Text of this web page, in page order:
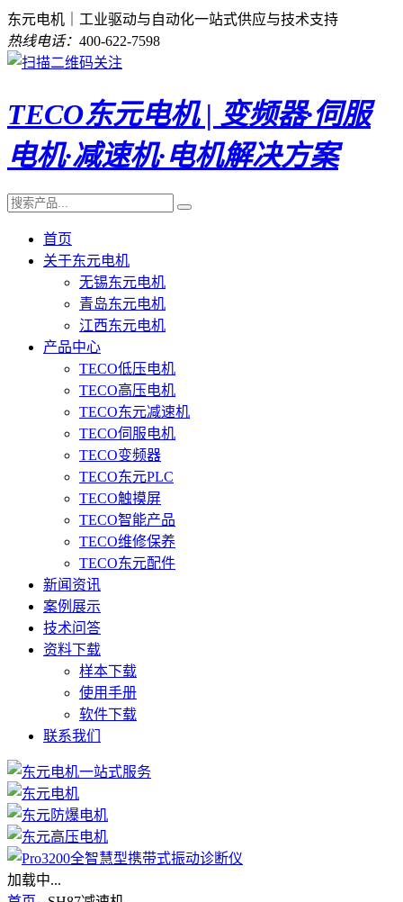
东元电机｜工业驱动与自动化一站式供应与技术支持
热线电话： 400-622-7598
TECO东元电机 | 变频器·伺服
电机·减速机·电机解决方案
首页
关于东元电机
无锡东元电机
青岛东元电机
江西东元电机
产品中心
TECO低压电机
TECO高压电机
TECO东元减速机
TECO伺服电机
TECO变频器
TECO东元PLC
TECO触摸屏
TECO智能产品
TECO维修保养
TECO东元配件
新闻资讯
案例展示
技术问答
资料下载
样本下载
使用手册
软件下载
联系我们
加载中...